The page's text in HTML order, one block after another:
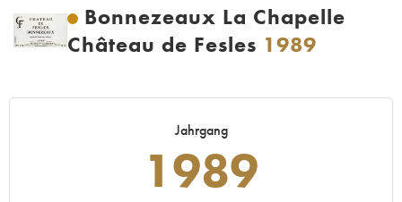
Bonnezeaux La Chapelle
Château de Fesles 1989
Jahrgang
1989